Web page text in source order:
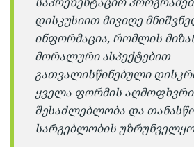
დისკუსიით მივიღე
ინფორმაცია, რომლის
მორალური ასპექტებით
გათვალისწინებული
ყველა ფორმის
შესაძლებლობა და
სარგებლობის